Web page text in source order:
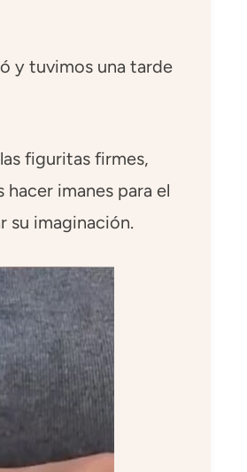
y tuvimos una tarde
figuritas firmes,
imanes para el
su imaginación.